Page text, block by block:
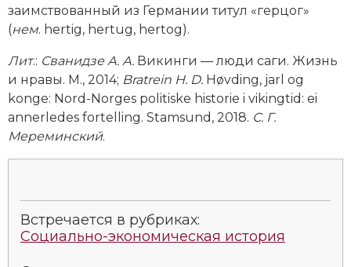
Новая история
Нумизматика
Образование
Общественные объединения и организации
Революции и народные движения
заимствованный из Германии титул «герцог»
(нем. hertig, hertug, hertog).
Лит.: Сванидзе А. А. Викинги — люди саги. Жизнь
и нравы. М., 2014; Bratrein H. D. Høvding, jarl og
konge: Nord-Norges politiske historie i vikingtid: ei
annerledes fortelling. Stamsund, 2018. С. Г.
Мереминский.
Встречается в рубриках:
Социально-экономическая история